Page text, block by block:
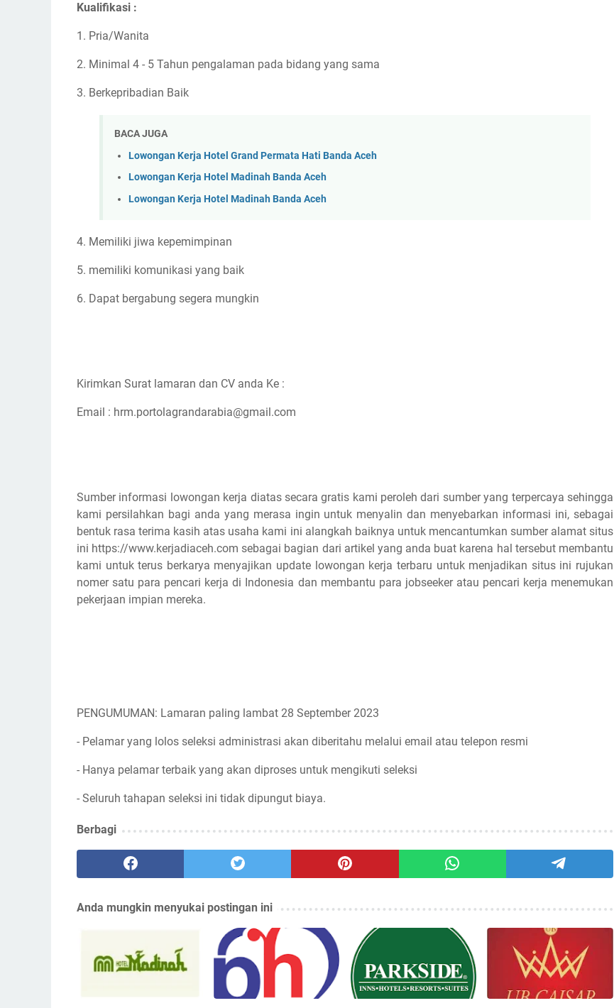
Kualifikasi :
1. Pria/Wanita
2. Minimal 4 - 5 Tahun pengalaman pada bidang yang sama
3. Berkepribadian Baik
BACA JUGA
Lowongan Kerja Hotel Grand Permata Hati Banda Aceh
Lowongan Kerja Hotel Madinah Banda Aceh
Lowongan Kerja Hotel Madinah Banda Aceh
4. Memiliki jiwa kepemimpinan
5. memiliki komunikasi yang baik
6. Dapat bergabung segera mungkin
Kirimkan Surat lamaran dan CV anda Ke :
Email : hrm.portolagrandarabia@gmail.com
Sumber informasi lowongan kerja diatas secara gratis kami peroleh dari sumber yang terpercaya sehingga
kami persilahkan bagi anda yang merasa ingin untuk menyalin dan menyebarkan informasi ini, sebagai
bentuk rasa terima kasih atas usaha kami ini alangkah baiknya untuk mencantumkan sumber alamat situs
ini https://www.kerjadiaceh.com sebagai bagian dari artikel yang anda buat karena hal tersebut membantu
kami untuk terus berkarya menyajikan update lowongan kerja terbaru untuk menjadikan situs ini rujukan
nomer satu para pencari kerja di Indonesia dan membantu para jobseeker atau pencari kerja menemukan
pekerjaan impian mereka.
PENGUMUMAN: Lamaran paling lambat 28 September 2023
- Pelamar yang lolos seleksi administrasi akan diberitahu melalui email atau telepon resmi
- Hanya pelamar terbaik yang akan diproses untuk mengikuti seleksi
- Seluruh tahapan seleksi ini tidak dipungut biaya.
Berbagi
Anda mungkin menyukai postingan ini